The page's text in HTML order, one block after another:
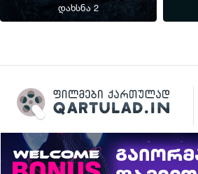
დახსნა 2
Qartulad.in © 2026